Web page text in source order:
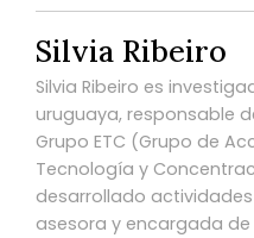
Silvia Ribeiro
Silvia Ribeiro es
uruguaya, responsable
Grupo ETC (Grupo de
Tecnología y
desarrollado
asesora y encargada